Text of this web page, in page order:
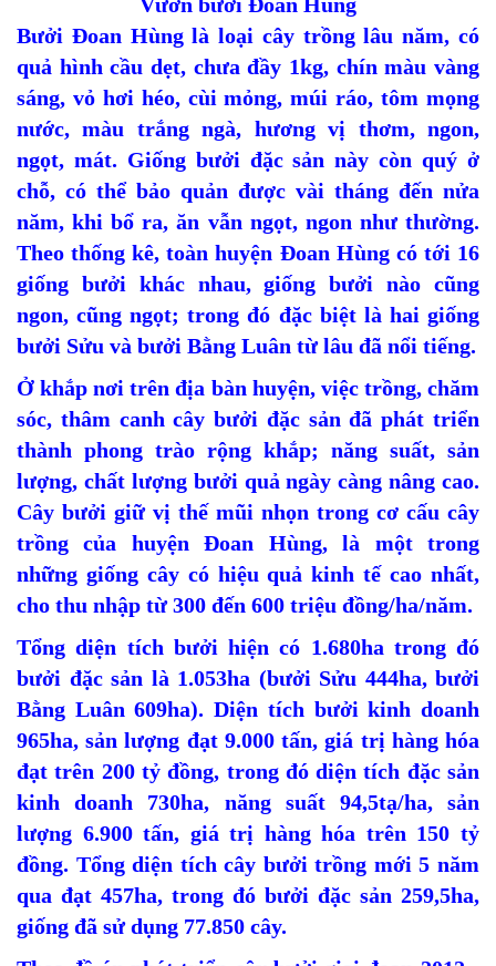
Bưởi Đoan Hùng là loại cây trồng lâu năm, có
quả hình cầu dẹt, chưa đầy 1kg, chín màu vàng
sáng, vỏ hơi héo, cùi mỏng, múi ráo, tôm mọng
nước, màu trắng ngà, hương vị thơm, ngon,
ngọt, mát. Giống bưởi đặc sản này còn quý ở
chỗ, có thể bảo quản được vài tháng đến nửa
năm, khi bổ ra, ăn vẫn ngọt, ngon như thường.
Theo thống kê, toàn huyện Đoan Hùng có tới 16
giống bưởi khác nhau, giống bưởi nào cũng
ngon, cũng ngọt; trong đó đặc biệt là hai giống
bưởi Sửu và bưởi Bằng Luân từ lâu đã nổi tiếng.
Ở khắp nơi trên địa bàn huyện, việc trồng, chăm
sóc, thâm canh cây bưởi đặc sản đã phát triển
thành phong trào rộng khắp; năng suất, sản
lượng, chất lượng bưởi quả ngày càng nâng cao.
Cây bưởi giữ vị thế mũi nhọn trong cơ cấu cây
trồng của huyện Đoan Hùng, là một trong
những giống cây có hiệu quả kinh tế cao nhất,
cho thu nhập từ 300 đến 600 triệu đồng/ha/năm.
Tổng diện tích bưởi hiện có 1.680ha trong đó
bưởi đặc sản là 1.053ha (bưởi Sửu 444ha, bưởi
Bằng Luân 609ha). Diện tích bưởi kinh doanh
965ha, sản lượng đạt 9.000 tấn, giá trị hàng hóa
đạt trên 200 tỷ đồng, trong đó diện tích đặc sản
kinh doanh 730ha, năng suất 94,5tạ/ha, sản
lượng 6.900 tấn, giá trị hàng hóa trên 150 tỷ
đồng. Tổng diện tích cây bưởi trồng mới 5 năm
qua đạt 457ha, trong đó bưởi đặc sản 259,5ha,
giống đã sử dụng 77.850 cây.